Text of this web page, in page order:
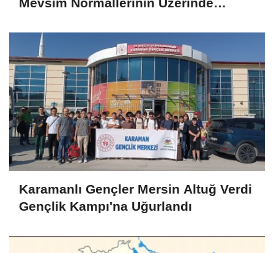
Mevsim Normallerinin Üzerinde
Karamanlı Gençler Mersin Altuğ Verdi
Gençlik Kampı'na Uğurlandı